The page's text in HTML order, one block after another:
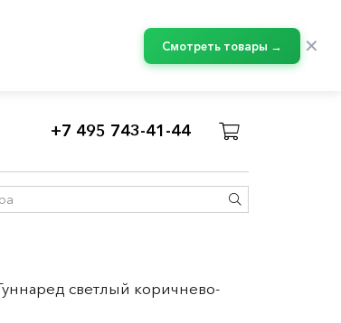
Смотреть товары → ✕
+7 495 743-41-44
светлый коричнево-